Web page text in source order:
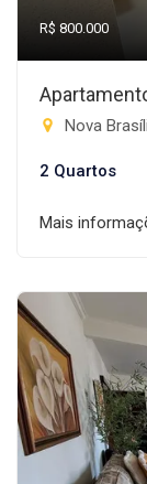
R$ 800.000
Nova
2 Quartos
Mais